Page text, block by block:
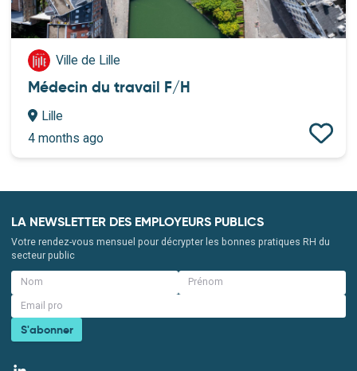
Ville de Lille
Médecin du travail F/H
Lille
4 months ago
LA NEWSLETTER DES EMPLOYEURS PUBLICS
Votre rendez-vous mensuel pour décrypter les bonnes pratiques RH du
secteur public
S'abonner